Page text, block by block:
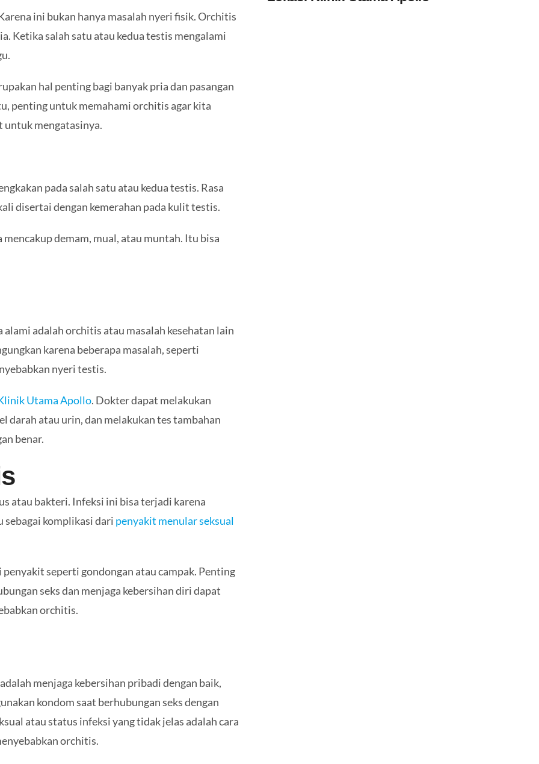
ini bukan hanya masalah nyeri fisik. Orchitis
Ketika salah satu atau kedua testis mengalami
hal penting bagi banyak pria dan pasangan
penting untuk memahami orchitis agar kita
untuk mengatasinya.
pada salah satu atau kedua testis. Rasa
disertai dengan kemerahan pada kulit testis.
demam, mual, atau muntah. Itu bisa
adalah orchitis atau masalah kesehatan lain
karena beberapa masalah, seperti
nyeri testis.
Utama Apollo. Dokter dapat melakukan
darah atau urin, dan melakukan tes tambahan
benar.
atau bakteri. Infeksi ini bisa terjadi karena
sebagai komplikasi dari penyakit menular seksual
seperti gondongan atau campak. Penting
seks dan menjaga kebersihan diri dapat
orchitis.
menjaga kebersihan pribadi dengan baik,
kondom saat berhubungan seks dengan
atau status infeksi yang tidak jelas adalah cara
orchitis.